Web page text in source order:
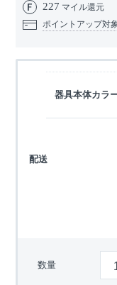
227 マイル還元
ポイントアップ対
器具本体カラ
配送
数量